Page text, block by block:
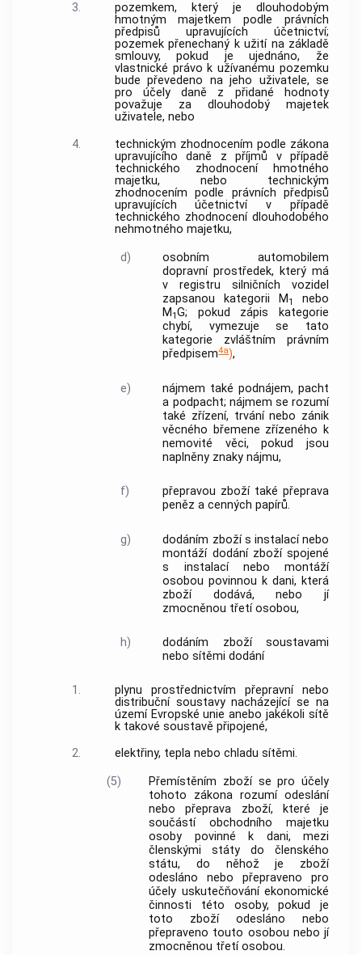
3.
pozemkem, který je dlouhodobým
hmotným majetkem podle právních
předpisů upravujících účetnictví;
pozemekpřenechaný k užití na základě
smlouvy, pokud je ujednáno, že
vlastnické právo k užívanému pozemku
bude převedeno na jeho uživatele, se
pro účely daně z přidané hodnoty
považuje za dlouhodobý majetek
uživatele, nebo
4.
technickým zhodnocením podle zákona
upravujícího daně z příjmů v případě
technického zhodnocení hmotného
majetku, nebo technickým
zhodnocením podle právních předpisů
upravujících účetnictví v případě
technického zhodnocení dlouhodobého
nehmotného majetku,
d)
osobním automobilem
dopravní prostředek, který má
v registru silničních vozidel
zapsanou kategorii M 1
nebo
M 1G; pokud zápis kategorie
chybí, vymezuje se tato
kategorie zvláštním právním
předpisem4a),
e) nájmem také podnájem, pacht
a podpacht; nájmem se rozumí
také zřízení, trvání nebo zánik
věcného břemene zřízeného k
nemovité věci, pokud jsou
naplněny znakynájmu,
f) přepravou zbožítaké přeprava
peněz a cenných papírů.
g)
dodáním zboží s instalací nebo
montáží dodání zbožíspojené
s instalací nebo montáží
osobou povinnou k dani, která
zbožídodává, nebo jí
zmocněnou třetí osobou,
h)
dodáním zboží soustavami
nebo sítěmi dodání
1.
plynu prostřednictvím přepravní nebo
distribuční soustavy nacházející se na
území Evropské unie anebo jakékoli sítě
k takové soustavě připojené,
2.
elektřiny, tepla nebo chladu sítěmi.
(5) Přemístěním zbožíse pro účely
tohoto zákona rozumí odeslání
nebo přeprava zboží, které je
součástíobchodního majetku
osoby povinné k dani, mezi
členskými státy do členského
státu, do něhož je zboží
odesláno nebo přepraveno pro
účely uskutečňování ekonomické
činnosti této osoby, pokud je
toto zboží odesláno nebo
přepraveno touto osobou nebo jí
zmocněnou třetí osobou.